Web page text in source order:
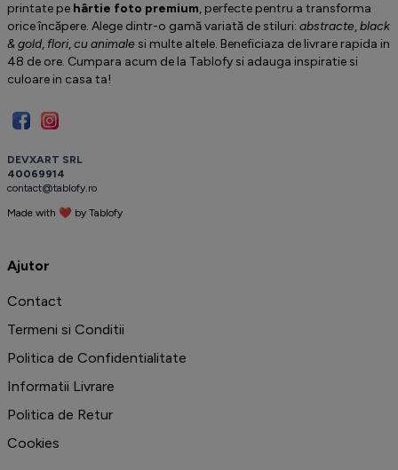
printate pe hârtie foto premium, perfecte pentru a transforma
orice încăpere. Alege dintr-o gamă variată de stiluri: abstracte,black
& gold, flori,cu animalesi multe altele. Beneficiaza de livrare rapida in
48 de ore. Cumpara acum de la Tablofy si adauga inspiratie si
culoare in casa ta!
DEVXART SRL
40069914
contact@tablofy.ro
Made with ❤ by Tablofy
Ajutor
Contact
Termeni si Conditii
Politica de Confidentialitate
Informatii Livrare
Politica de Retur
Cookies